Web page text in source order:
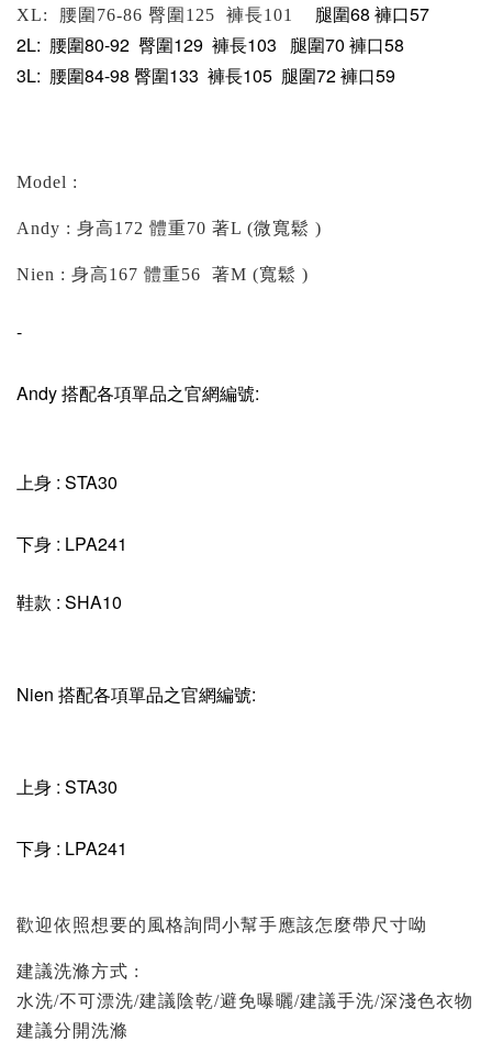
XL: 腰圍76-86 臀圍125 褲長101 腿圍68 褲口57
2L: 腰圍80-92 臀圍129 褲長103 腿圍70 褲口58
3L: 腰圍84-98 臀圍133 褲長105 腿圍72褲口59
Model :
Andy : 身高172 體重70 著L (微寬鬆 )
Nien : 身高167 體重56 著M (寬鬆 )
-
Andy 搭配各項單品之官網編號:
上身 : STA30
下身 : LPA241
鞋款 : SHA10
Nien 搭配各項單品之官網編號:
上身 : STA30
下身 : LPA241
歡迎依照想要的風格詢問小幫手應該怎麼帶尺寸呦
建議洗滌方式 :
水洗/不可漂洗/建議陰乾/避免曝曬/建議手洗/深淺色衣物
建議分開洗滌